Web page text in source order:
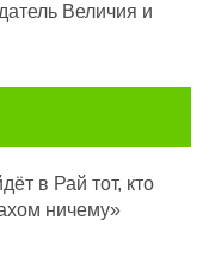
Величия и
ничему»